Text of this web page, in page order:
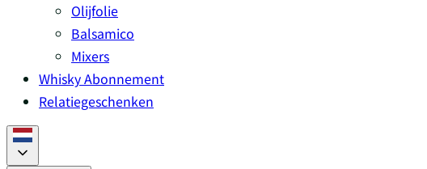
Olijfolie
Balsamico
Mixers
Whisky Abonnement
Relatiegeschenken